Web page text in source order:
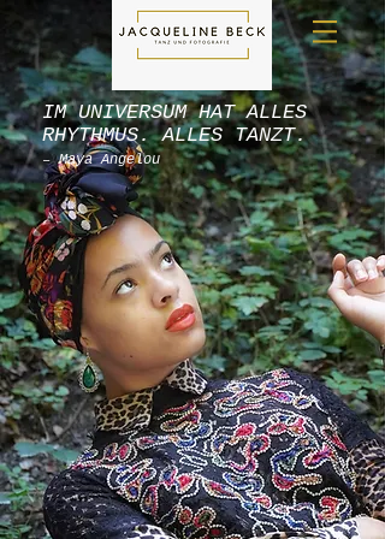
IM UNIVERSUM HAT ALLES
RHYTHMUS. ALLES TANZT.
– Maya Angelou